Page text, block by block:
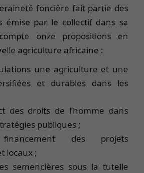
foncière fait partie des
émise par le collectif dans sa
onze propositions en
agriculture africaine :
une agriculture et une
et durables dans les
des droits de l’homme dans
publiques ;
des projets
locaux ;
semencières sous la tutelle